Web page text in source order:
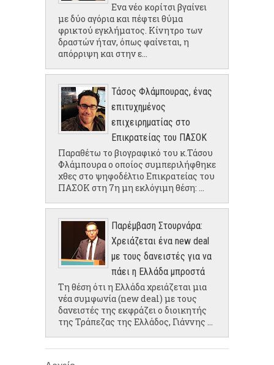
Ενα νέο κορίτσι βγαίνει
με δύο αγόρια και πέφτει θύμα
φρικτού εγκλήματος. Κίνητρο των
δραστών ήταν, όπως φαίνεται, η
απόρριψη και στην ε...
Τάσος Φλάμπουρας, ένας
επιτυχημένος
επιχειρηματίας στο
Επικρατείας του ΠΑΣΟΚ
Παραθέτω το βιογραφικό του κ.Τάσου
Φλάμπουρα ο οποίος συμπεριλήφθηκε
χθες στο ψηφοδέλτιο Επικρατείας του
ΠΑΣΟΚ στη 7η μη εκλόγιμη θέση: ...
Παρέμβαση Στουρνάρα:
Χρειάζεται ένα new deal
με τους δανειστές για να
πάει η Ελλάδα μπροστά
Τη θέση ότι η Ελλάδα χρειάζεται μια
νέα συμφωνία (new deal) με τους
δανειστές της εκφράζει ο διοικητής
της Τράπεζας της Ελλάδος, Γιάννης ...